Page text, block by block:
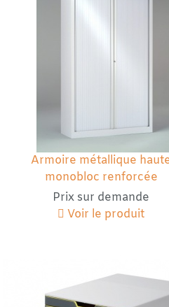
Armoire métallique
monobloc renforcée
Prix sur demande
Voir le produit